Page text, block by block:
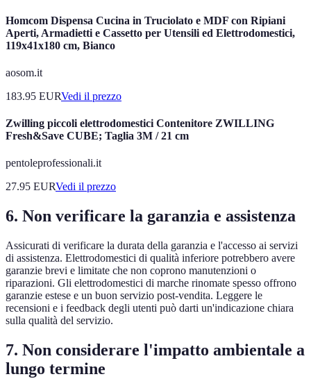
Homcom Dispensa Cucina in Truciolato e MDF con Ripiani
Aperti, Armadietti e Cassetto per Utensili ed Elettrodomestici,
119x41x180 cm, Bianco
aosom.it
183.95 EURVedi il prezzo
Zwilling piccoli elettrodomestici Contenitore ZWILLING
Fresh&Save CUBE; Taglia 3M / 21 cm
pentoleprofessionali.it
27.95 EURVedi il prezzo
6. Non verificare la garanzia e assistenza
Assicurati di verificare la durata della garanzia e l'accesso ai servizi
di assistenza. Elettrodomestici di qualità inferiore potrebbero avere
garanzie brevi e limitate che non coprono manutenzioni o
riparazioni. Gli elettrodomestici di marche rinomate spesso offrono
garanzie estese e un buon servizio post-vendita. Leggere le
recensioni e i feedback degli utenti può darti un'indicazione chiara
sulla qualità del servizio.
7. Non considerare l'impatto ambientale a
lungo termine